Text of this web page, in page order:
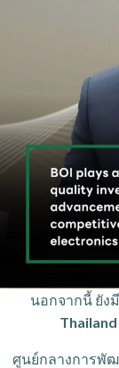
นอกจากนี้ ยัง
ศูนย์กลางการพั